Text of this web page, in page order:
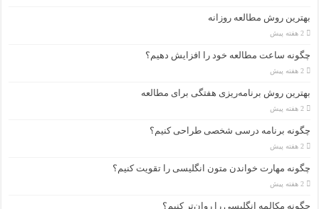
بهترین روش مطالعه روزانه
2 هفته پیش
چگونه ساعت مطالعه خود را افزایش دهیم؟
2 هفته پیش
بهترین روش برنامه‌ریزی هفتگی برای مطالعه
2 هفته پیش
چگونه برنامه درسی شخصی طراحی کنیم؟
2 هفته پیش
چگونه مهارت خواندن متون انگلیسی را تقویت کنیم؟
2 هفته پیش
چگونه مکالمه انگلیسی را روان‌تر کنیم؟